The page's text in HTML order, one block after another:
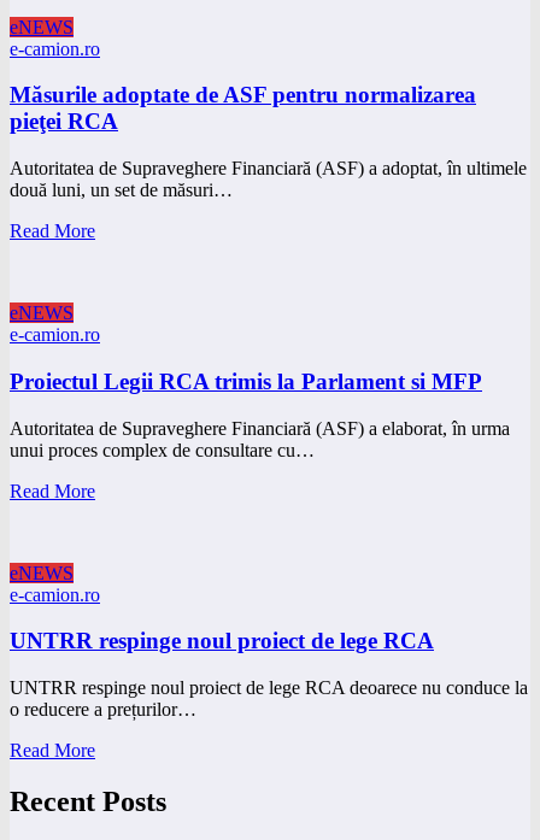
eNEWS
e-camion.ro
Măsurile adoptate de ASF pentru normalizarea
pieţei RCA
Autoritatea de Supraveghere Financiară (ASF) a adoptat, în ultimele
două luni, un set de măsuri…
Read More
eNEWS
e-camion.ro
Proiectul Legii RCA trimis la Parlament si MFP
Autoritatea de Supraveghere Financiară (ASF) a elaborat, în urma
unui proces complex de consultare cu…
Read More
eNEWS
e-camion.ro
UNTRR respinge noul proiect de lege RCA
UNTRR respinge noul proiect de lege RCA deoarece nu conduce la
o reducere a prețurilor…
Read More
Recent Posts